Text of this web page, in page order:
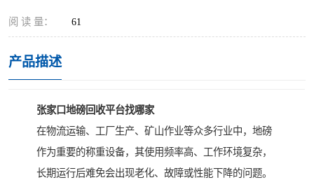
阅 读 量： 61
产品描述
张家口地磅回收平台找哪家
在物流运输、工厂生产、矿山作业等众多行业中，地磅
作为重要的称重设备，其使用频率高、工作环境复杂，
长期运行后难免会出现老化、故障或性能下降的问题。